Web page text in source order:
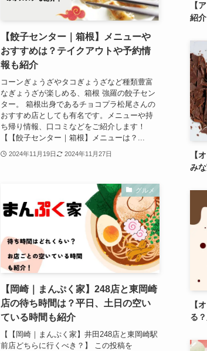
【餃子センター｜箱根】メニューや
おすすめは？テイクアウトや予約情
報も紹介
コーンぎょうざやタコぎょうざなど種類豊富
なぎょうざが楽しめる、箱根 強羅の餃子セン
ター。 箱根出身であるチョコプラ松尾さんの
おすすめ店としても有名です。メニューや持
ち帰り情報、口コミなどをご紹介します！
【【餃子センター｜箱根】メニューは？...
2024年11月19日 2024年11月27日
グルメ
【岡崎｜まんぷく家】248店と東岡崎
店の待ち時間は？平日、土日の空い
ている時間も紹介
【【岡崎｜まんぷく家】井田248店と東岡崎駅
前店どちらに行くべき？】 この投稿を
【
紹
【
み
【
る